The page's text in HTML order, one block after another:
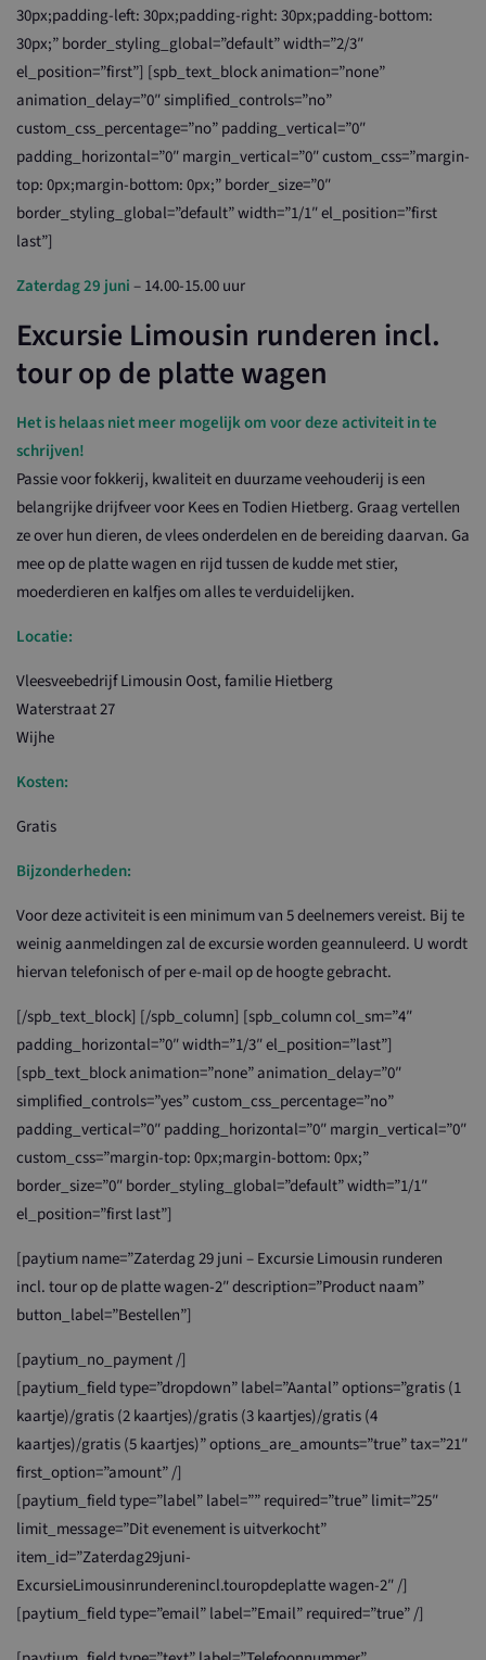
30px;padding-left: 30px;padding-right: 30px;padding-bottom:
30px;” border_styling_global=”default” width=”2/3″
el_position=”first”] [spb_text_block animation=”none”
animation_delay=”0″ simplified_controls=”no”
custom_css_percentage=”no” padding_vertical=”0″
padding_horizontal=”0″ margin_vertical=”0″ custom_css=”margin-
top: 0px;margin-bottom: 0px;” border_size=”0″
border_styling_global=”default” width=”1/1″ el_position=”first
last”]
Zaterdag 29 juni– 14.00-15.00 uur
Excursie Limousin runderen incl.
tour op de platte wagen
Het is helaas niet meer mogelijk om voor deze activiteit in te
schrijven!
Passie voor fokkerij, kwaliteit en duurzame veehouderij is een
belangrijke drijfveer voor Kees en Todien Hietberg. Graag vertellen
ze over hun dieren, de vlees onderdelen en de bereiding daarvan. Ga
mee op de platte wagen en rijd tussen de kudde met stier,
moederdieren en kalfjes om alles te verduidelijken.
Locatie:
Vleesveebedrijf Limousin Oost, familie Hietberg
Waterstraat 27
Wijhe
Kosten:
Gratis
Bijzonderheden:
Voor deze activiteit is een minimum van 5 deelnemers vereist. Bij te
weinig aanmeldingen zal de excursie worden geannuleerd. U wordt
hiervan telefonisch of per e-mail op de hoogte gebracht.
[/spb_text_block] [/spb_column] [spb_column col_sm=”4″
padding_horizontal=”0″ width=”1/3″ el_position=”last”]
[spb_text_block animation=”none” animation_delay=”0″
simplified_controls=”yes” custom_css_percentage=”no”
padding_vertical=”0″ padding_horizontal=”0″ margin_vertical=”0″
custom_css=”margin-top: 0px;margin-bottom: 0px;”
border_size=”0″ border_styling_global=”default” width=”1/1″
el_position=”first last”]
[paytium name=”Zaterdag 29 juni – Excursie Limousin runderen
incl. tour op de platte wagen-2″ description=”Product naam”
button_label=”Bestellen”]
[paytium_no_payment /]
[paytium_field type=”dropdown” label=”Aantal” options=”gratis (1
kaartje)/gratis (2 kaartjes)/gratis (3 kaartjes)/gratis (4
kaartjes)/gratis (5 kaartjes)” options_are_amounts=”true” tax=”21″
first_option=”amount” /]
[paytium_field type=”label” label=”” required=”true” limit=”25″
limit_message=”Dit evenement is uitverkocht”
item_id=”Zaterdag29juni-
ExcursieLimousinrunderenincl.touropdeplatte wagen-2″ /]
[paytium_field type=”email” label=”Email” required=”true” /]